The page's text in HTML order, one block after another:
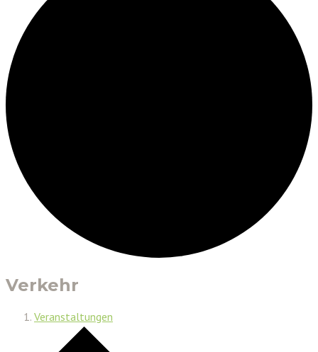
Verkehr
Veranstaltungen